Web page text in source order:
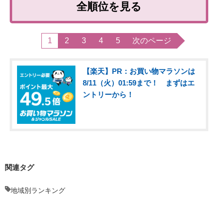
全順位を見る
1 2 3 4 5 次のページ
【楽天】PR：お買い物マラソンは
8/11（火）01:59まで！ まずはエ
ントリーから！
関連タグ
地域別ランキング